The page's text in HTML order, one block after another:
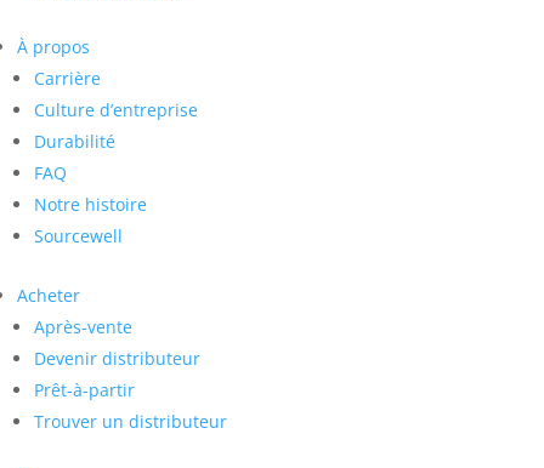
À propos
Carrière
Culture d’entreprise
Durabilité
FAQ
Notre histoire
Sourcewell
Acheter
Après-vente
Devenir distributeur
Prêt-à-partir
Trouver un distributeur